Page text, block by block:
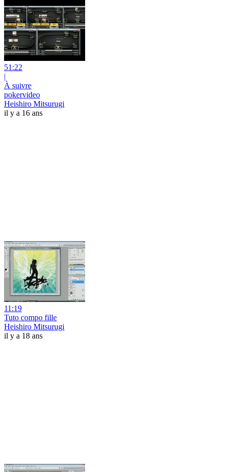
51:22
|
À suivre
pokervideo
Heishiro Mitsurugi
il y a 16 ans
11:19
Tuto compo fille
Heishiro Mitsurugi
il y a 18 ans